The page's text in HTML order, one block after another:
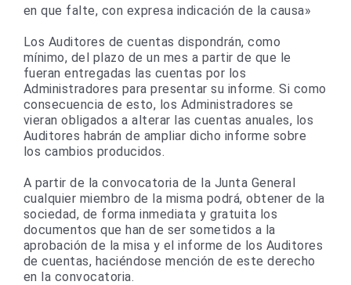
en que falte, con expresa indicación de la causa»
Los Auditores de cuentas dispondrán, como
mínimo, del plazo de un mes a partir de que le
fueran entregadas las cuentas por los
Administradores para presentar su informe. Si como
consecuencia de esto, los Administradores se
vieran obligados a alterar las cuentas anuales, los
Auditores habrán de ampliar dicho informe sobre
los cambios producidos.
A partir de la convocatoria de la Junta General
cualquier miembro de la misma podrá, obtener de la
sociedad, de forma inmediata y gratuita los
documentos que han de ser sometidos a la
aprobación de la misa y el informe de los Auditores
de cuentas, haciéndose mención de este derecho
en la convocatoria.